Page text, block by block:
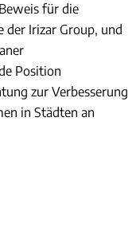
für die
der Irizar Group, und
Position
zur Verbesserung
in Städten an